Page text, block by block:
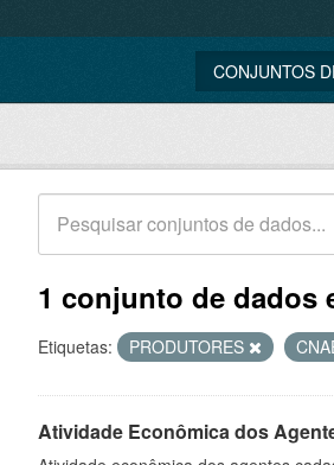
CONJUNTOS
1 conjunto de dados
Etiquetas: PRODUTORES
Atividade Econômica dos